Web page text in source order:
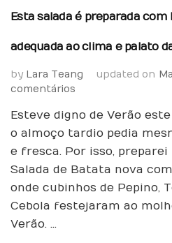
Esta salada é preparada
adequada ao clima e palato
by Lara Teang updated on
comentários
de
Batata
com
de
Pepino,
Tomate,
Esteve digno de Verão
o almoço tardio pedia
e fresca. Por isso,
Salada de Batata nova
onde cubinhos de Pepino,
Cebola festejaram ao
Verão. …